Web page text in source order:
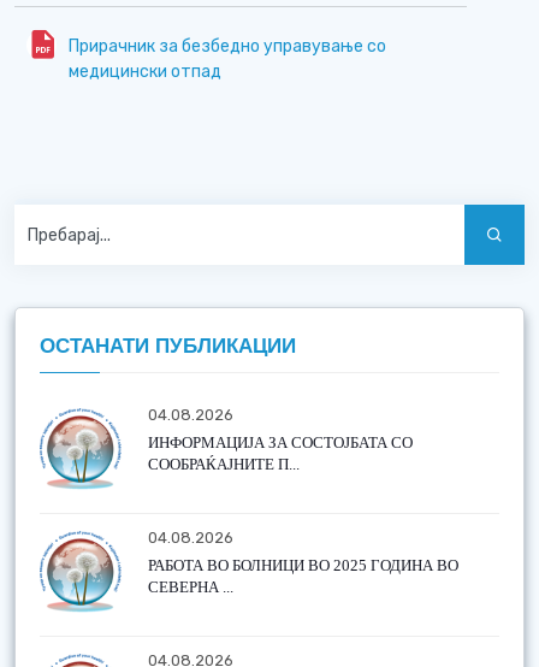
Прирачник за безбедно управување со
медицински отпад
ОСТАНАТИ ПУБЛИКАЦИИ
04.08.2026
ИНФОРМАЦИЈА ЗА СОСТОЈБАТА СО
СООБРАЌАЈНИТЕ П...
04.08.2026
РАБОТА ВО БОЛНИЦИ ВО 2025 ГОДИНА ВО
СЕВЕРНА ...
04.08.2026